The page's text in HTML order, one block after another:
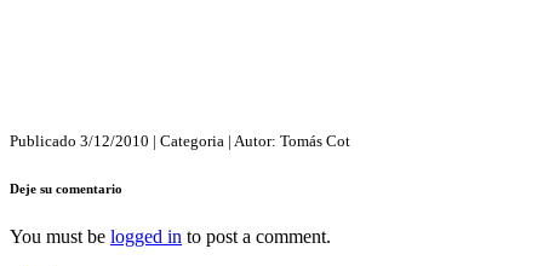
Publicado 3/12/2010 | Categoria | Autor: Tomás Cot
Deje su comentario
You must be logged in to post a comment.